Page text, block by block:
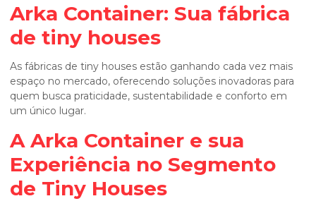
Arka Container: Sua fábrica
de tiny houses
As fábricas de tiny houses estão ganhando cada vez mais
espaço no mercado, oferecendo soluções inovadoras para
quem busca praticidade, sustentabilidade e conforto em
um único lugar.
A Arka Container e sua
Experiência no Segmento
de Tiny Houses